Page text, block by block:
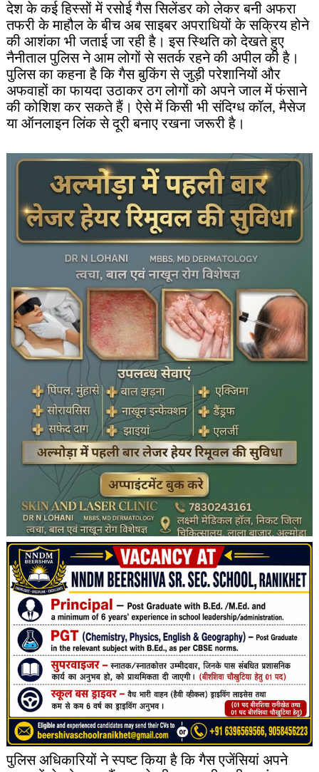
देश के कई हिस्सों में रसोई गैस सिलेंडर को लेकर बनी अफरा
तफरी के माहौल के बीच अब साइबर अपराधियों के सक्रिय होने
की आशंका भी जताई जा रही है। इस स्थिति को देखते हुए
नैनीताल पुलिस ने आम लोगों से सतर्क रहने की अपील की है।
पुलिस का कहना है कि गैस बुकिंग से जुड़ी परेशानियों और
अफवाहों का फायदा उठाकर ठग लोगों को अपने जाल में फंसाने
की कोशिश कर सकते हैं। ऐसे में किसी भी संदिग्ध कॉल, मैसेज
या ऑनलाइन लिंक से दूरी बनाए रखना जरूरी है।
पुलिस अधिकारियों ने स्पष्ट किया है कि गैस एजेंसियां अपने